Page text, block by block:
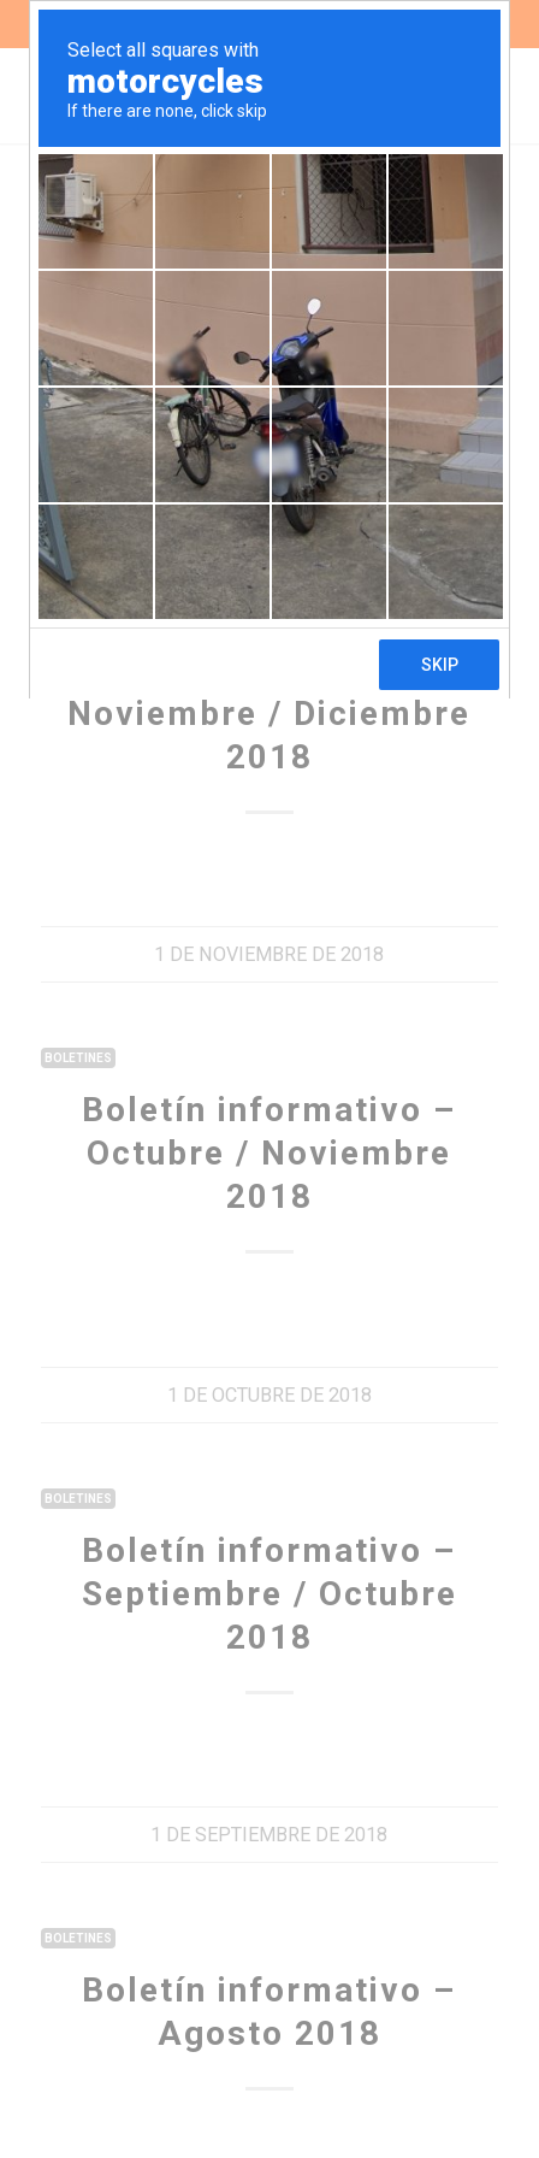
BOLETINES
Boletín informativo –
Diciembre 2018
1 DE DICIEMBRE DE 2018
BOLETINES
Boletín informativo –
Noviembre / Diciembre
2018
1 DE NOVIEMBRE DE 2018
BOLETINES
Boletín informativo –
Octubre / Noviembre
2018
1 DE OCTUBRE DE 2018
BOLETINES
Boletín informativo –
Septiembre / Octubre
2018
1 DE SEPTIEMBRE DE 2018
BOLETINES
Boletín informativo –
Agosto 2018